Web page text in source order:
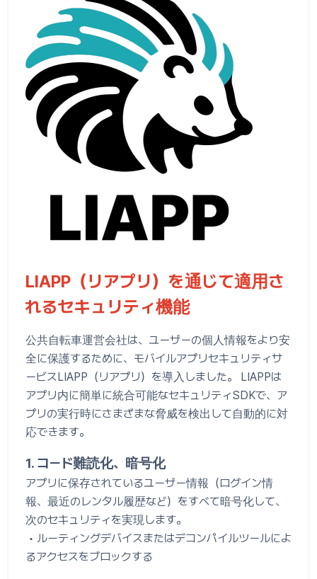
LIAPP（リアプリ）を通じて適用さ
れるセキュリティ機能
公共自転車運営会社は、ユーザーの個人情報をより安
全に保護するために、モバイルアプリセキュリティサ
ービスLIAPP（リアプリ）を導入しました。 LIAPPは
アプリ内に簡単に統合可能なセキュリティSDKで、ア
プリの実行時にさまざまな脅威を検出して自動的に対
応できます。
1. コード難読化、暗号化
アプリに保存されているユーザー情報（ログイン情
報、最近のレンタル履歴など）をすべて暗号化して、
次のセキュリティを実現します。
• ルーティングデバイスまたはデコンパイルツールによ
るアクセスをブロックする